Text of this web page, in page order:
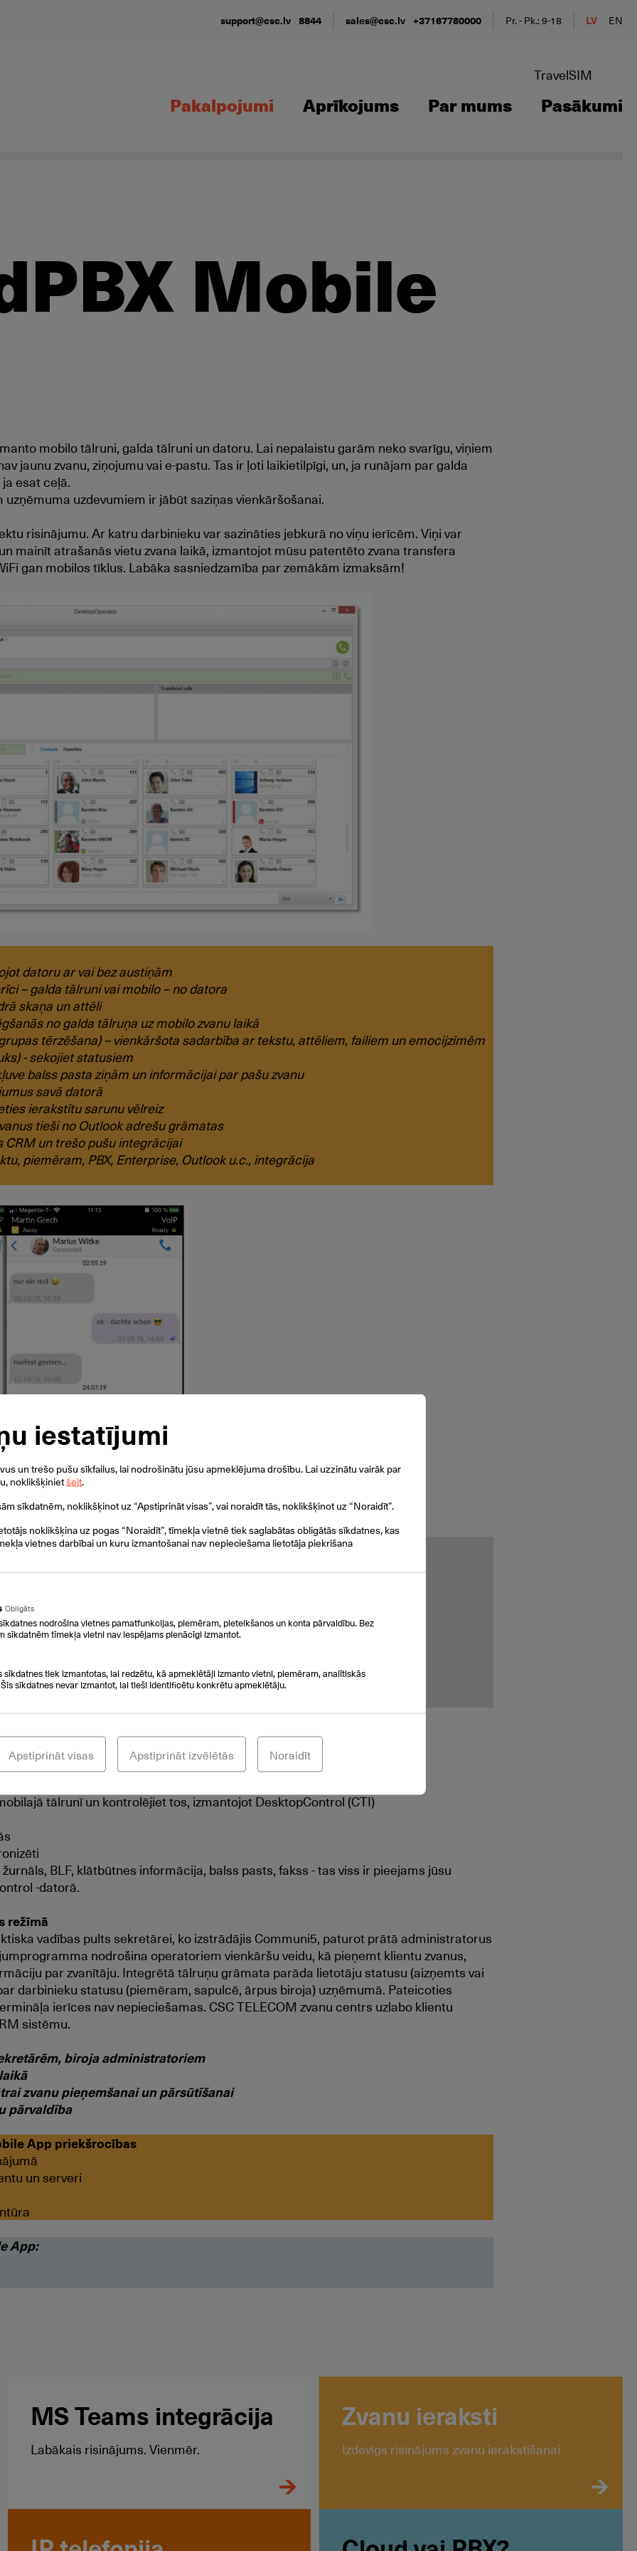
support@csc.lv 8844 sales@csc.lv +37167780000 Pr. - Pk.: 9-18 LV EN
TravelSIM
Pakalpojumi Aprīkojums Par mums Pasākumi
Mobile
mobilo tālruni, galda tālruni un datoru. Lai nepalaistu garām neko svarīgu, viņiem
jaunu zvanu, ziņojumu vai e-pastu. Tas ir ļoti laikietilpīgi, un, ja runājam par galda
esat ceļā.
uzdevumiem ir jābūt saziņas vienkāršošanai.
risinājumu. Ar katru darbinieku var sazināties jebkurā no viņu ierīcēm. Viņi var
mainīt atrašanās vietu zvana laikā, izmantojot mūsu patentēto zvana transfera
gan mobilos tīklus. Labāka sasniedzamība par zemākām izmaksām!
datoru ar vai bez austiņām
– galda tālruni vai mobilo – no datora
skaņa un attēli
no galda tālruņa uz mobilo zvanu laikā
tērzēšana) – vienkāršota sadarbība ar tekstu, attēliem, failiem un emocijzīmēm
- sekojiet statusiem
balss pasta ziņām un informācijai par pašu zvanu
savā datorā
ierakstītu sarunu vēlreiz
tieši no Outlook adrešu grāmatas
CRM un trešo pušu integrācijai
piemēram, PBX, Enterprise, Outlook u.c., integrācija
statusa informācija
un zvanu ierakstiem
UMTS un LTE
mobilo tālruni zvana laikā bez sarunas pārtraukuma
tālrunī un kontrolējiet tos, izmantojot DesktopControl (CTI)
BLF, klātbūtnes informācija, balss pasts, fakss - tas viss ir pieejams jūsu
-datorā.
režīmā
vadības pults sekretārei, ko izstrādājis Communi5, paturot prātā administratorus
nodrošina operatoriem vienkāršu veidu, kā pieņemt klientu zvanus,
par zvanītāju. Integrētā tālruņu grāmata parāda lietotāju statusu (aizņemts vai
darbinieku statusu (piemēram, sapulcē, ārpus biroja) uzņēmumā. Pateicoties
ierīces nav nepieciešamas. CSC TELECOM zvanu centrs uzlabo klientu
sistēmu.
biroja administratoriem
zvanu pieņemšanai un pārsūtīšanai
pārvaldība
App priekšrocības
un serveri
App:
MS Teams integrācija
Labākais risinājums. Vienmēr.
Zvanu ieraksti
Izdevīgs risinājums zvanu ierakstīšanai
iestatījumi
un trešo pušu sīkfailus, lai nodrošinātu jūsu apmeklējuma drošību. Lai uzzinātu vairāk par
noklikšķinietšeit.
sīkdatnēm, noklikšķinot uz “Apstiprināt visas”, vai noraidīt tās, noklikšķinot uz “Noraidīt”.
noklikšķina uz pogas “Noraidīt”, tīmekļa vietnē tiek saglabātas obligātās sīkdatnes, kas
vietnes darbībai un kuru izmantošanai nav nepieciešama lietotāja piekrišana
Obligāts
nodrošina vietnes pamatfunkcijas, piemēram, pieteikšanos un konta pārvaldību. Bez
sīkdatnēm tīmekļa vietni nav iespējams pienācīgi izmantot.
sīkdatnes tiek izmantotas, lai redzētu, kā apmeklētāji izmanto vietni, piemēram, analītiskās
sīkdatnes nevar izmantot, lai tieši identificētu konkrētu apmeklētāju.
Noraidīt
Apstiprināt izvēlētās
Apstiprināt visas